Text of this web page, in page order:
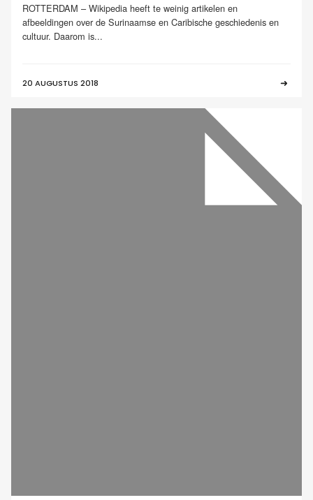
ROTTERDAM – Wikipedia heeft te weinig artikelen en
afbeeldingen over de Surinaamse en Caribische geschiedenis en
cultuur. Daarom is...
20 AUGUSTUS 2018